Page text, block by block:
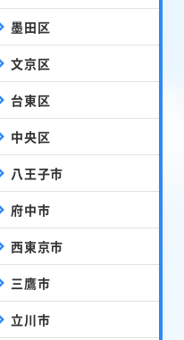
墨田区
文京区
台東区
中央区
八王子市
府中市
西東京市
三鷹市
立川市